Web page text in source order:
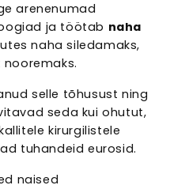
arenenumad
ja töötab naha
naha siledamaks,
selle tõhusust ning
seda kui ohutut,
kirurgilistele
tuhandeid eurosid.
naised